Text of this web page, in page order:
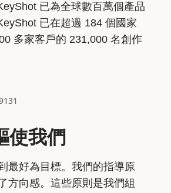
已為全球數百萬個產品
已在超過 184 個國家
多家客戶的 231,000 名創作
使我們
最好為目標。我們的指導原
方向感。這些原則是我們組